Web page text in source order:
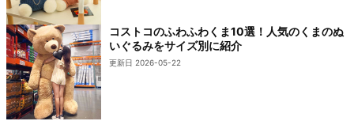
コストコのふわふわくま10選！人気のくまのぬ
いぐるみをサイズ別に紹介
更新日 2026-05-22